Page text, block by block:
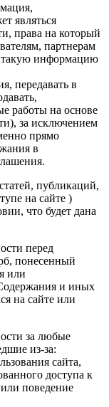
являться
права на который
партнерам
такую информацию
передавать в
работы на основе
за исключением
прямо
в
публикаций,
на сайте )
что будет дана
перед
понесенный
или
и иных
на сайте или
за любые
из-за:
сайта,
доступа к
поведение